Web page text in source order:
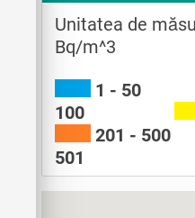
Unitatea de
Bq/m^3
1 - 50
100
201 - 500
501